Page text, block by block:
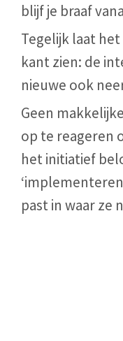
blijf je braaf
Tegelijk laat
kant zien: de
nieuwe ook
Geen
op te reageren
het initiatief
past in waar ze